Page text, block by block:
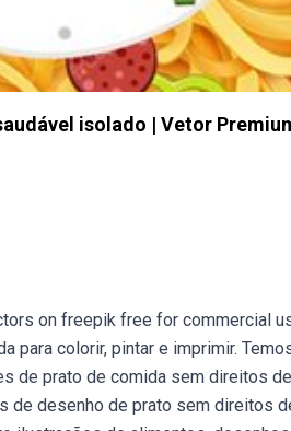
isolado | Vetor
on freepik free for commercial
para colorir, pintar e imprimir.
de prato de comida sem direitos
de desenho de prato sem direitos